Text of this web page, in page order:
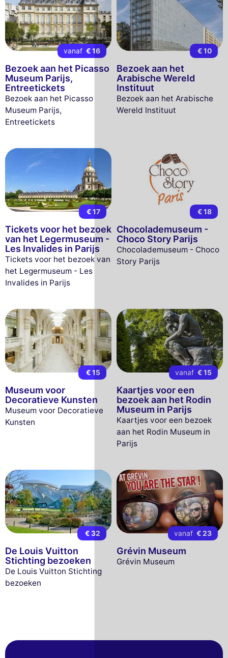
vanaf € 16
Bezoek aan het Picasso
Museum Parijs,
Entreetickets
Bezoek aan het Picasso
Museum Parijs,
Entreetickets
€ 10
Bezoek aan het
Arabische Wereld
Instituut
Bezoek aan het Arabische
Wereld Instituut
€ 17
Tickets voor het bezoek
van het Legermuseum -
Les Invalides in Parijs
Tickets voor het bezoek van
het Legermuseum - Les
Invalides in Parijs
€ 18
Chocolademuseum -
Choco Story Parijs
Chocolademuseum - Choco
Story Parijs
€ 15
Museum voor
Decoratieve Kunsten
Museum voor Decoratieve
Kunsten
vanaf € 15
Kaartjes voor een
bezoek aan het Rodin
Museum in Parijs
Kaartjes voor een bezoek
aan het Rodin Museum in
Parijs
€ 32
De Louis Vuitton
Stichting bezoeken
De Louis Vuitton Stichting
bezoeken
vanaf € 23
Grévin Museum
Grévin Museum